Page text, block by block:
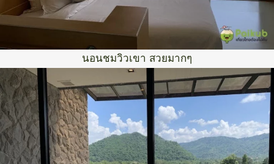
นอนชมวิวเขา สวยมากๆ